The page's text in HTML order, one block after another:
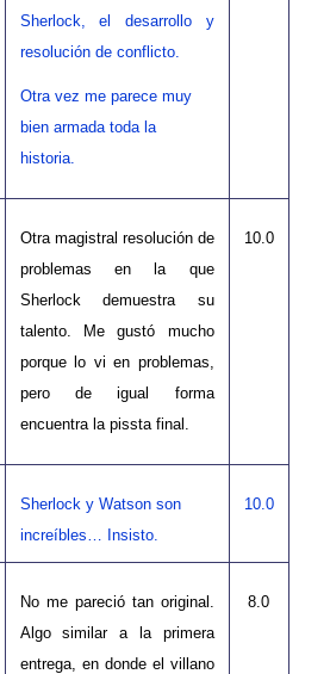
Sherlock, el desarrollo y
resolución de conflicto.
Otra vez me parece muy
bien armada toda la
historia.
Otra magistral resolución de
problemas en la que
Sherlock demuestra su
talento. Me gustó mucho
porque lo vi en problemas,
pero de igual forma
encuentra la pissta final.
10.0
Sherlock y Watson son
increíbles… Insisto.
10.0
No me pareció tan original.
Algo similar a la primera
entrega, en donde el villano
8.0